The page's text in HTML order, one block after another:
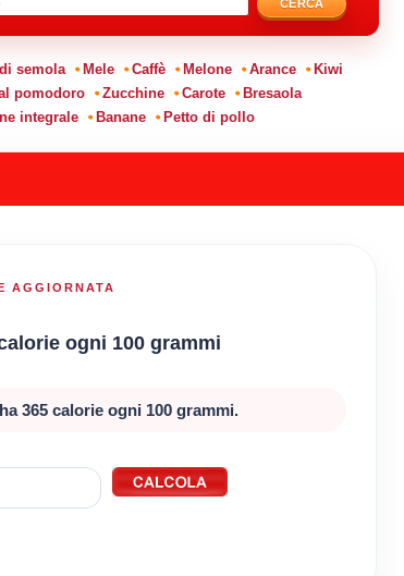
CERCA
semola Mele Caffè Melone Arance
Kiwi
pomodoro Zucchine Carote
Bresaola
integrale Banane Petto di pollo
AGGIORNATA
ogni 100 grammi
365 calorie ogni 100 grammi.